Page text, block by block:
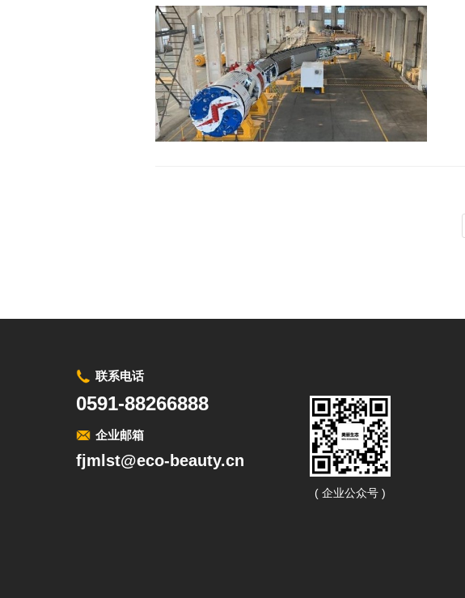
联系电话
0591-88266888
企业邮箱
fjmlst@eco-beauty.cn
( 企业公众号 )